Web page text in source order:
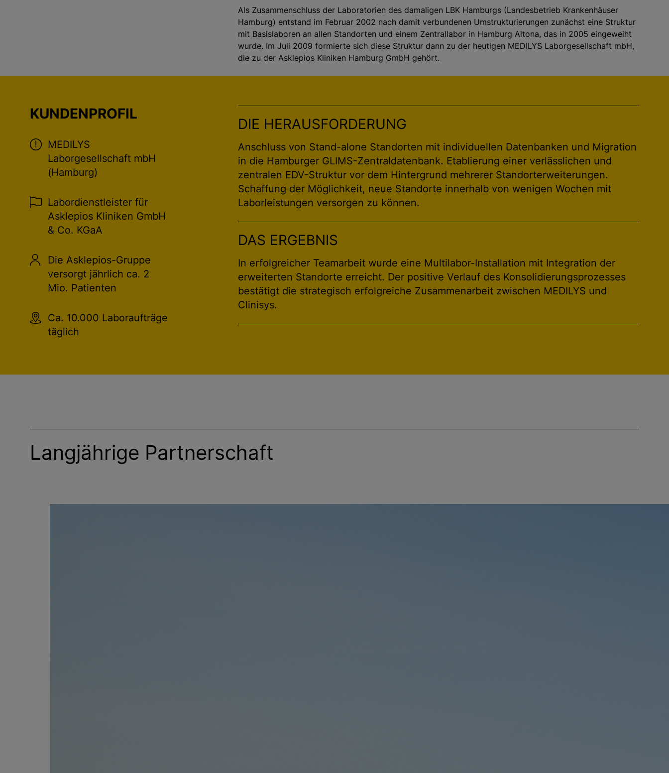
Als Zusammenschluss der Laboratorien des damaligen LBK Hamburgs (Landesbetrieb Krankenhäuser
Hamburg) entstand im Februar 2002 nach damit verbundenen Umstrukturierungen zunächst eine Struktur
mit Basislaboren an allen Standorten und einem Zentrallabor in Hamburg Altona, das in 2005 eingeweiht
wurde. Im Juli 2009 formierte sich diese Struktur dann zu der heutigen MEDILYS Laborgesellschaft mbH,
die zu der Asklepios Kliniken Hamburg GmbH gehört.
KUNDENPROFIL
MEDILYS
Laborgesellschaft mbH
(Hamburg)
Labordienstleister für
Asklepios Kliniken GmbH
& Co. KGaA
Die Asklepios-Gruppe
versorgt jährlich ca. 2
Mio. Patienten
Ca. 10.000 Laboraufträge
täglich
DIE HERAUSFORDERUNG
Anschluss von Stand-alone Standorten mit individuellen Datenbanken und Migration
in die Hamburger GLIMS-Zentraldatenbank. Etablierung einer verlässlichen und
zentralen EDV-Struktur vor dem Hintergrund mehrerer Standorterweiterungen.
Schaffung der Möglichkeit, neue Standorte innerhalb von wenigen Wochen mit
Laborleistungen versorgen zu können.
DAS ERGEBNIS
In erfolgreicher Teamarbeit wurde eine Multilabor-Installation mit Integration der
erweiterten Standorte erreicht. Der positive Verlauf des Konsolidierungsprozesses
bestätigt die strategisch erfolgreiche Zusammenarbeit zwischen MEDILYS und
Clinisys.
Langjährige Partnerschaft